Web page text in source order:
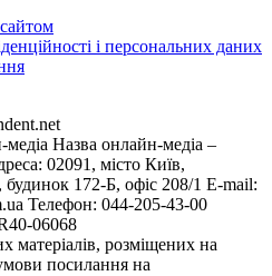
і персональних даних
Назва онлайн-медіа –
02091, місто Київ,
172-Б, офіс 208/1 E-mail:
Телефон: 044-205-43-00
06068
матеріалів, розміщених на
посилання на